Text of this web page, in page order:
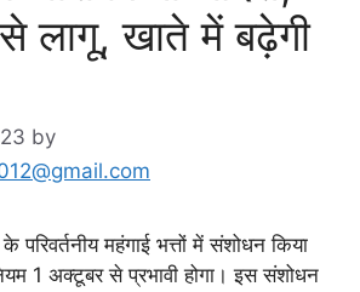
लागू, खाते में बढ़ेगी
by
परिवर्तनीय महंगाई भत्तों में संशोधन किया
1 अक्टूबर से प्रभावी होगा। इस संशोधन